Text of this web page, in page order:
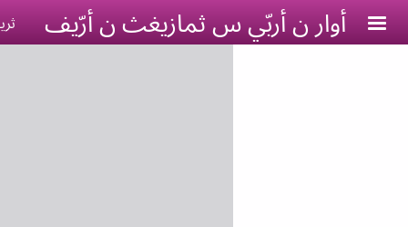
Skip to main content
أوار ن أربّي س ثمازيغث ن أرّيف